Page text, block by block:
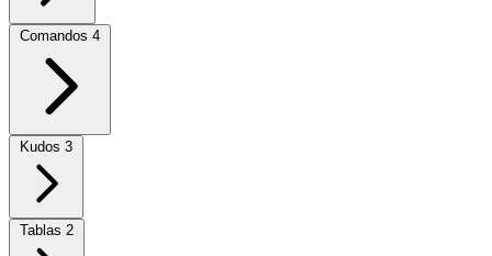
Comandos 4
Kudos 3
Tablas 2